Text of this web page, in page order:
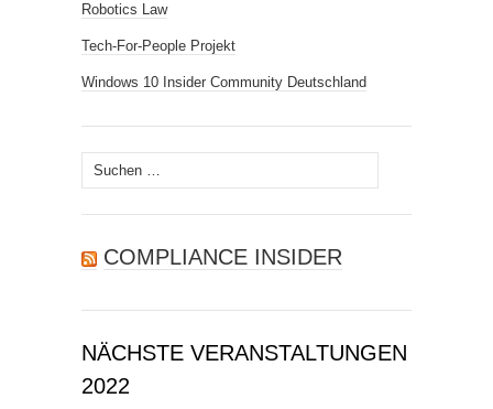
Robotics Law
Tech-For-People Projekt
Windows 10 Insider Community Deutschland
Suchen
nach:
COMPLIANCE INSIDER
NÄCHSTE VERANSTALTUNGEN
2022